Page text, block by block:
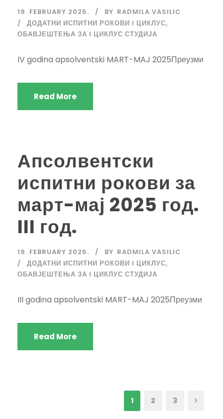
19. FEBRUARY 2025. BY RADMILA VASILIC
ДОДАТНИ ИСПИТНИ РОКОВИ I ЦИКЛУС,
ОБАВЈЕШТЕЊА ЗА I ЦИКЛУС СТУДИЈА
IV godina apsolventski MART-MAJ 2025Преузми
Read More
Апсолвентски
испитни рокови за
март-мај 2025 год.
III год.
19. FEBRUARY 2025. BY RADMILA VASILIC
ДОДАТНИ ИСПИТНИ РОКОВИ I ЦИКЛУС,
ОБАВЈЕШТЕЊА ЗА I ЦИКЛУС СТУДИЈА
III godina apsolventski MART-MAJ 2025Преузми
Read More
1 2 3